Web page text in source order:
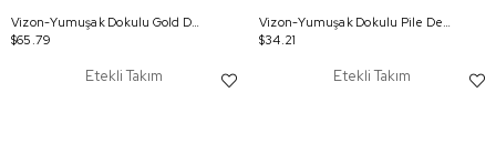
Vizon-Yumuşak Dokulu Gold Düğmeli Etekli Takım
$65.79
Vizon-Yumuşak Dokulu Pile Detaylı Etekli Takım
$34.21
Etekli Takım Etekli Takım